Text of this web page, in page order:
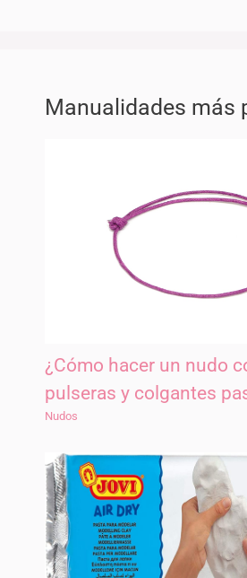
Manualidades más
¿Cómo hacer un nudo
pulseras y colgantes
Nudos